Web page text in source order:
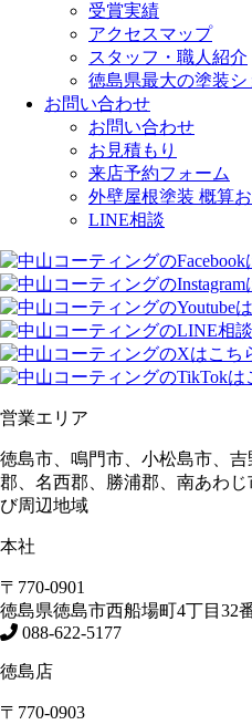
受賞実績
アクセスマップ
スタッフ・職人紹介
徳島県最大の塗装シ
お問い合わせ
お問い合わせ
お見積もり
来店予約フォーム
外壁屋根塗装 概算
LINE相談
営業エリア
徳島市、鳴門市、小松島市、
郡、名西郡、勝浦郡、南あわ
び周辺地域
本社
〒770-0901
徳島県徳島市西船場町4丁目32
088-622-5177
徳島店
〒770-0903